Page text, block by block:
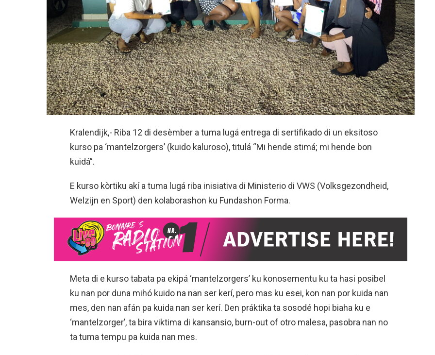
Kralendijk,- Riba 12 di desèmber a tuma lugá entrega di sertifikado di un eksitoso
kurso pa ‘mantelzorgers’ (kuido kaluroso), titulá “Mi hende stimá; mi hende bon
kuidá”.
E kurso kòrtiku akí a tuma lugá riba inisiativa di Ministerio di VWS (Volksgezondheid,
Welzijn en Sport) den kolaborashon ku Fundashon Forma.
Meta di e kurso tabata pa ekipá ‘mantelzorgers’ ku konosementu ku ta hasi posibel
ku nan por duna mihó kuido na nan ser kerí, pero mas ku esei, kon nan por kuida nan
mes, den nan afán pa kuida nan ser kerí. Den práktika ta sosodé hopi biaha ku e
‘mantelzorger’, ta bira viktima di kansansio, burn-out of otro malesa, pasobra nan no
ta tuma tempu pa kuida nan mes.